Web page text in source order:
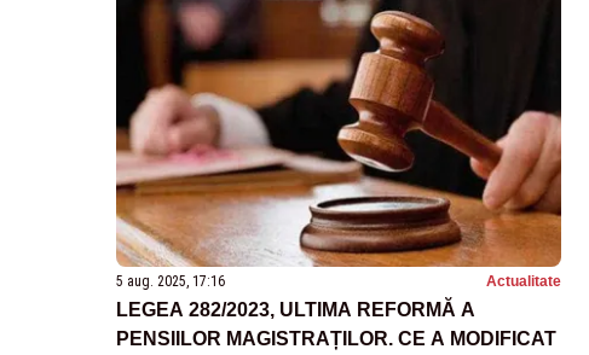
5 aug. 2025, 17:16 Actualitate
LEGEA 282/2023, ULTIMA REFORMĂ A
PENSIILOR MAGISTRAȚILOR. CE A MODIFICAT